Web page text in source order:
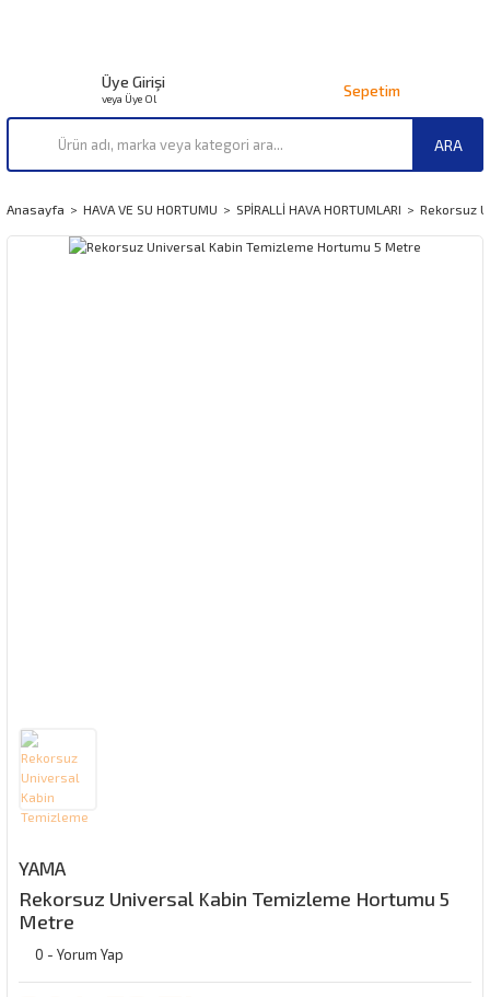
ARA
Üye Girişi
veya Üye Ol Sepetim
Anasayfa HAVA VE SU HORTUMU SPİRALLİ HAVA HORTUMLARI Rekorsuz
YAMA
Rekorsuz Universal Kabin Temizleme Hortumu 5
Metre
0 - Yorum Yap